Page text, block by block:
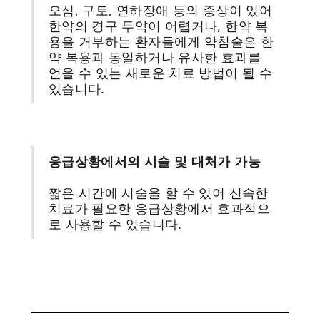
오심, 구토, 연하장애 등의 증상이 있어
한약의 경구 투약이 어렵거나, 한약 복
용을 거부하는 환자들에게 약침술은 한
약 복용과 동일하거나 유사한 효과를
얻을 수 있는 새로운 치료 방법이 될 수
있습니다.
응급상황에서의 시술 및 대처가 가능
짧은 시간에 시술을 할 수 있어 신속한
치료가 필요한 응급상황에서 효과적으
로 사용할 수 있습니다.